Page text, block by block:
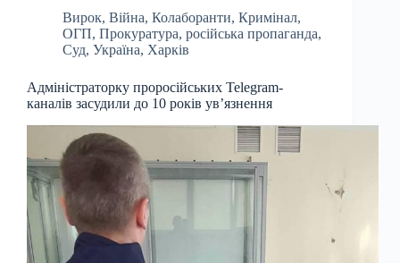
Вирок, Війна, Колаборанти, Кримінал,
ОГП, Прокуратура, російська пропаганда,
Суд, Україна, Харків
Адміністраторку проросійських Telegram-
каналів засудили до 10 років увʼязнення